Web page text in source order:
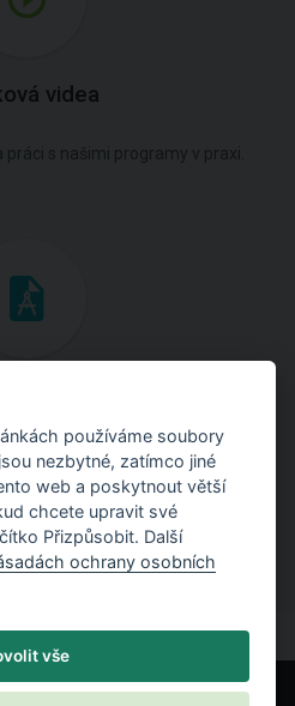
videa
manuály
i praktickými ukázkami
programů.
používáme soubory
nezbytné, zatímco jiné
web a poskytnout větší
chcete upravit své
Přizpůsobit. Další
ochrany osobních
vše